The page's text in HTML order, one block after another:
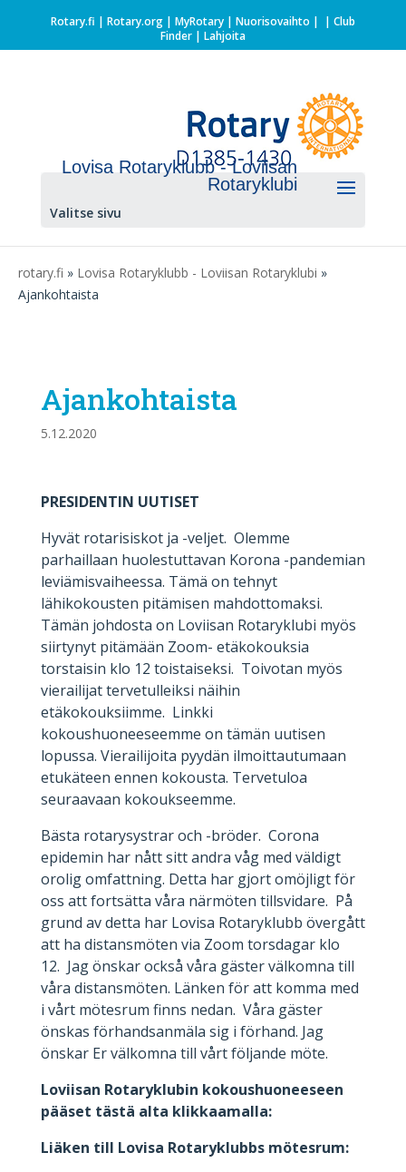
Rotary.fi | Rotary.org| MyRotary | Nuorisovaihto | | Club
Finder| Lahjoita
Lovisa Rotaryklubb - Loviisan
Rotaryklubi
Valitse sivu
rotary.fi » Lovisa Rotaryklubb - Loviisan Rotaryklubi »
Ajankohtaista
Ajankohtaista
5.12.2020
PRESIDENTIN UUTISET
Hyvät rotarisiskot ja -veljet. Olemme
parhaillaan huolestuttavan Korona -pandemian
leviämisvaiheessa. Tämä on tehnyt
lähikokousten pitämisen mahdottomaksi.
Tämän johdosta on Loviisan Rotaryklubi myös
siirtynyt pitämään Zoom- etäkokouksia
torstaisin klo 12 toistaiseksi. Toivotan myös
vierailijat tervetulleiksi näihin
etäkokouksiimme. Linkki
kokoushuoneeseemme on tämän uutisen
lopussa. Vierailijoita pyydän ilmoittautumaan
etukäteen ennen kokousta. Tervetuloa
seuraavaan kokoukseemme.
Bästa rotarysystrar och -bröder. Corona
epidemin har nått sitt andra våg med väldigt
orolig omfattning. Detta har gjort omöjligt för
oss att fortsätta våra närmöten tillsvidare. På
grund av detta har Lovisa Rotaryklubb övergått
att ha distansmöten via Zoom torsdagar klo
12. Jag önskar också våra gäster välkomna till
våra distansmöten. Länken för att komma med
i vårt mötesrum finns nedan. Våra gäster
önskas förhandsanmäla sig i förhand. Jag
önskar Er välkomna till vårt följande möte.
Loviisan Rotaryklubin kokoushuoneeseen
pääset tästä alta klikkaamalla:
Liäken till Lovisa Rotaryklubbs mötesrum: